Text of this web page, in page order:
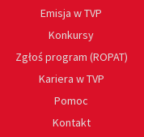
Emisja w TVP
Konkursy
Zgłoś program (ROPAT)
Kariera w TVP
Pomoc
Kontakt